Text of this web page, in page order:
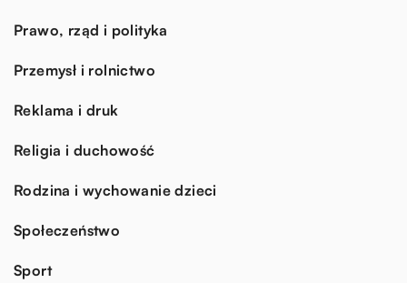
Prawo, rząd i polityka
Przemysł i rolnictwo
Reklama i druk
Religia i duchowość
Rodzina i wychowanie dzieci
Społeczeństwo
Sport